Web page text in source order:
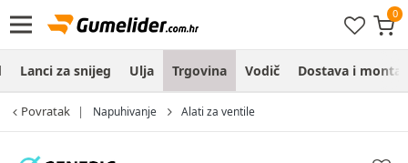
Lanci za snijeg Ulja Trgovina Vodič Dostava i
Povratak Napuhivanje Alati za ventile